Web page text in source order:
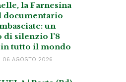
la Farnesina
documentario
un
di silenzio l’8
in tutto il mondo
06 AGOSTO 2026